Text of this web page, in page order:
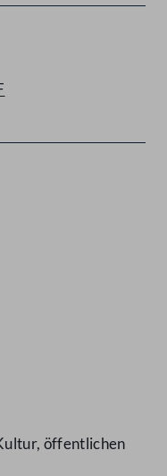
öffentlichen